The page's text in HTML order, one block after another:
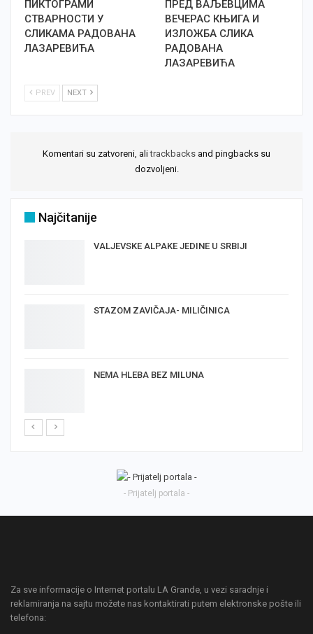
ПИКТОГРАМИ
СТВАРНОСТИ У
СЛИКАМА РАДОВАНА
ЛАЗАРЕВИЋА
ПРЕД ВАЉЕВЦИМА
ВЕЧЕРАС КЊИГА И
ИЗЛОЖБА СЛИКА
РАДОВАНА
ЛАЗАРЕВИЋА
PREV NEXT
Komentari su zatvoreni, alitrackbacks and pingbacks su
dozvoljeni.
Najčitanije
VALJEVSKE ALPAKE JEDINE U SRBIJI
STAZOM ZAVIČAJA- MILIČINICA
NEMA HLEBA BEZ MILUNA
- Prijatelj portala -
Za sve informacije o Internet portalu LA Grande, u vezi saradnje i
reklamiranja na sajtu možete nas kontaktirati putem elektronske pošte ili
telefona: